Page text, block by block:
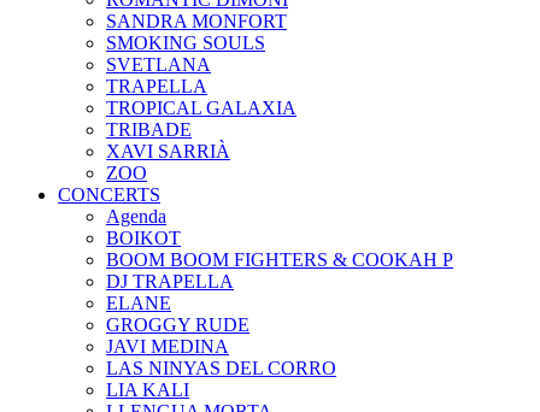
SANDRA MONFORT
SMOKING SOULS
SVETLANA
TRAPELLA
TROPICAL GALAXIA
TRIBADE
XAVI SARRIÀ
ZOO
CONCERTS
Agenda
BOIKOT
BOOM BOOM FIGHTERS & COOKAH P
DJ TRAPELLA
ELANE
GROGGY RUDE
JAVI MEDINA
LAS NINYAS DEL CORRO
LIA KALI